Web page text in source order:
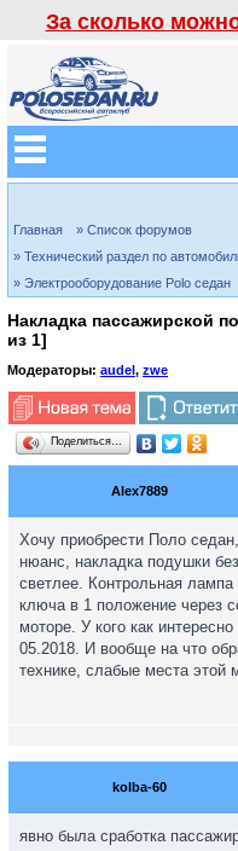
За сколько
Главная
» Список форумов
» Технический раздел по
» Электрооборудование Polo седан
Накладка пассажирской
из 1]
Модераторы: audel, zwe
Поделиться…
Alex7889
Хочу приобрести Поло
нюанс, накладка подушки
светлее. Контрольная
ключа в 1 положение через
моторе. У кого как
05.2018. И вообще на что
технике, слабые места этой
kolba-60
явно была сработка